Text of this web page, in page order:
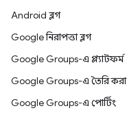
Android ব্লগ
Google নিরাপত্তা ব্লগ
Google Groups-এ প্ল্যাটফর্ম
Google Groups-এ তৈরি করা
Google Groups-এ পোর্টিং